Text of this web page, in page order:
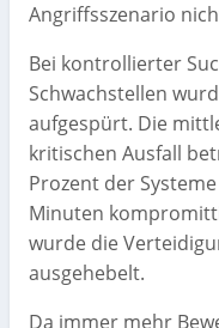
Angriffsszenario
Bei kontrollierter
Schwachstellen
aufgespürt. Die
kritischen Ausfall
Prozent der
Minuten
wurde die
ausgehebelt.
Da immer mehr